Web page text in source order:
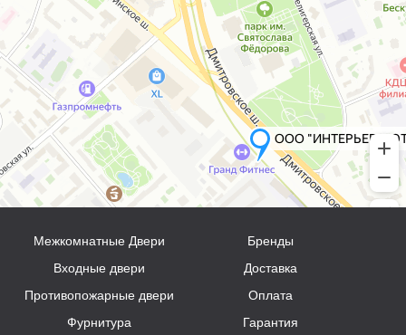
Межкомнатные Двери
Входные двери
Противопожарные двери
Фурнитура
Бренды
Доставка
Оплата
Гарантия